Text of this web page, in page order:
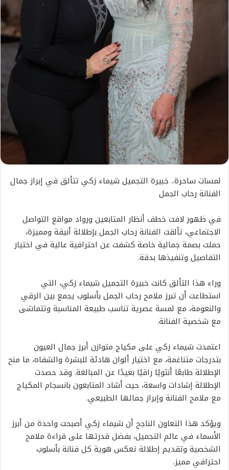
لمسات ساحرة.. خبيرة التجميل شيماء زكي تتألق في إبراز جمال
الفنانة رحاب الجمل
في ظهور لافت خطف أنظار المتابعين ورواد مواقع التواصل
الاجتماعي، تألقت الفنانة رحاب الجمل بإطلالة أنيقة ومميزة،
حملت بصمة جمالية خاصة كشفت عن احترافية عالية في اختيار
التفاصيل وتنفيذها بدقة.
وراء هذا التألق كانت خبيرة التجميل شيماء زكي، التي
استطاعت أن تبرز ملامح رحاب الجمل بأسلوب يجمع بين الرقي
والنعومة، مع لمسة عصرية تناسب طبيعة المناسبة وتتماشى
مع شخصية الفنانة.
اعتمدت شيماء زكي على مكياج متوازن أبرز جمال العيون
بتدرجات متناغمة، مع اختيار ألوان هادئة للبشرة والشفاه، ما منح
الإطلالة طابعًا أنثويًا راقيًا بعيدًا عن المبالغة. وقد حصدت
الإطلالة إشادات واسعة، حيث أشاد المتابعون بانسجام المكياج
مع ملامح الفنانة وإبراز جمالها الطبيعي.
ويؤكد هذا التعاون الناجح أن شيماء زكي أصبحت واحدة من أبرز
الأسماء في عالم التجميل، بفضل قدرتها على قراءة ملامح
الشخصية وتقديم إطلالة تعكس هوية كل فنانة بأسلوب
احترافي مميز.